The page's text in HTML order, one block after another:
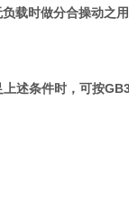
载时做分合操动之用
述条件时，可按